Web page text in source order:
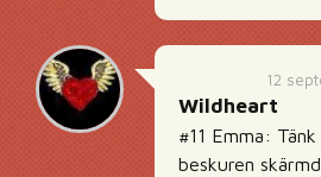
12
Wildheart
#11 Emma:
beskuren